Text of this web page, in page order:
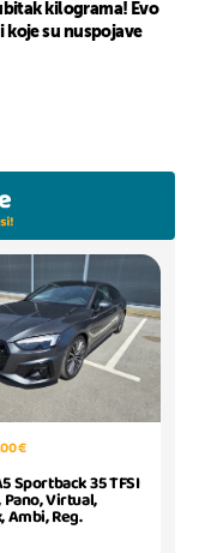
kilograma! Evo
koje su nuspojave
€
Sportback 35 TFSI
Virtual,
Ambi, Reg.